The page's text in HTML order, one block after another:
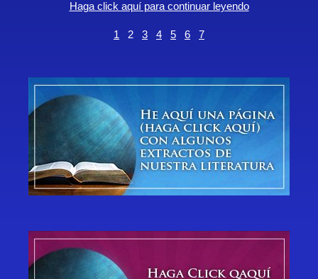
Haga click aquí para continuar leyendo
1 2 3 4 5 6 7